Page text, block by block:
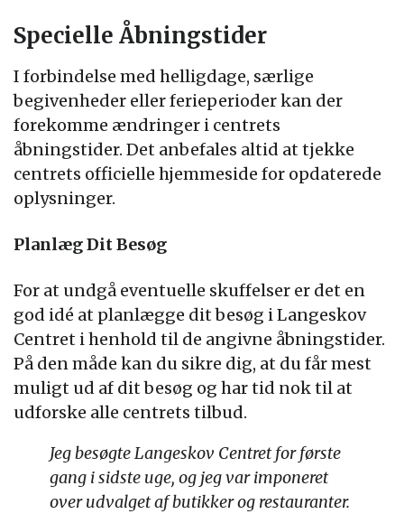
Specielle Åbningstider
I forbindelse med helligdage, særlige
begivenheder eller ferieperioder kan der
forekomme ændringer i centrets
åbningstider. Det anbefales altid at tjekke
centrets officielle hjemmeside for opdaterede
oplysninger.
Planlæg Dit Besøg
For at undgå eventuelle skuffelser er det en
god idé at planlægge dit besøg i Langeskov
Centret i henhold til de angivne åbningstider.
På den måde kan du sikre dig, at du får mest
muligt ud af dit besøg og har tid nok til at
udforske alle centrets tilbud.
Jeg besøgte Langeskov Centret for første
gang i sidste uge, og jeg var imponeret
over udvalget af butikker og restauranter.